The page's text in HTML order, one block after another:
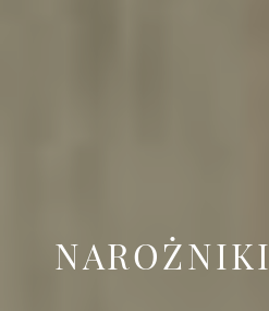
NAROŻNIKI